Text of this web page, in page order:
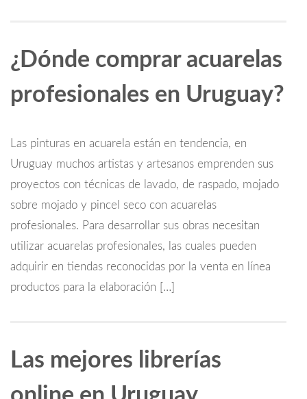
¿Dónde comprar acuarelas
profesionales en Uruguay?
Las pinturas en acuarela están en tendencia, en
Uruguay muchos artistas y artesanos emprenden sus
proyectos con técnicas de lavado, de raspado, mojado
sobre mojado y pincel seco con acuarelas
profesionales. Para desarrollar sus obras necesitan
utilizar acuarelas profesionales, las cuales pueden
adquirir en tiendas reconocidas por la venta en línea
productos para la elaboración […]
Las mejores librerías